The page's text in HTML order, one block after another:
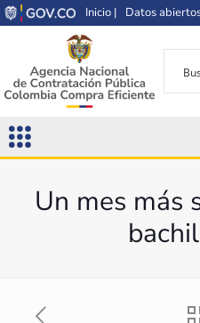
Inicio | Datos
Un mes más